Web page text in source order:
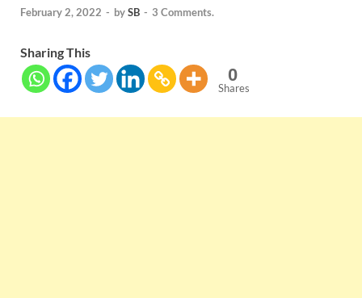
February 2, 2022 - bySB - 3 Comments.
Sharing This
0
Shares